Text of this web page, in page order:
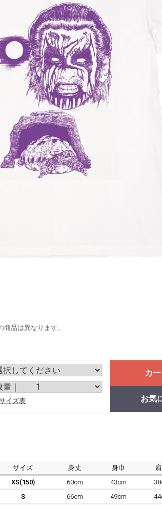
品は異なります。
イズ表
カ
お気
サイズ 身丈 身巾
XS(150)
60cm 43cm
S
66cm 49cm